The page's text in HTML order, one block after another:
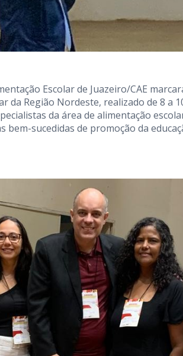
Escolar de Juazeiro/CAE
da Região Nordeste, realizado de 8 a
da área de alimentação
bem-sucedidas de promoção da